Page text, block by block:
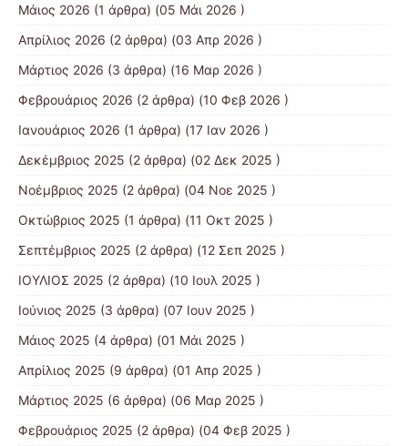
Μάιος 2026 (1 άρθρα) (05 Μάι 2026 )
Απρίλιος 2026 (2 άρθρα) (03 Απρ 2026 )
Μάρτιος 2026 (3 άρθρα) (16 Μαρ 2026 )
Φεβρουάριος 2026 (2 άρθρα) (10 Φεβ 2026 )
Ιανουάριος 2026 (1 άρθρα) (17 Ιαν 2026 )
Δεκέμβριος 2025 (2 άρθρα) (02 Δεκ 2025 )
Νοέμβριος 2025 (2 άρθρα) (04 Νοε 2025 )
Οκτώβριος 2025 (1 άρθρα) (11 Οκτ 2025 )
Σεπτέμβριος 2025 (2 άρθρα) (12 Σεπ 2025 )
ΙΟΥΛΙΟΣ 2025 (2 άρθρα) (10 Ιουλ 2025 )
Ιούνιος 2025 (3 άρθρα) (07 Ιουν 2025 )
Μάιος 2025 (4 άρθρα) (01 Μάι 2025 )
Απρίλιος 2025 (9 άρθρα) (01 Απρ 2025 )
Μάρτιος 2025 (6 άρθρα) (06 Μαρ 2025 )
Φεβρουάριος 2025 (2 άρθρα) (04 Φεβ 2025 )